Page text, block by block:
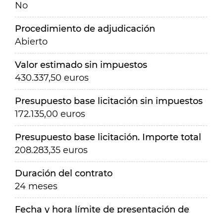
No
Procedimiento de adjudicación
Abierto
Valor estimado sin impuestos
430.337,50 euros
Presupuesto base licitación sin impuestos
172.135,00 euros
Presupuesto base licitación. Importe total
208.283,35 euros
Duración del contrato
24 meses
Fecha y hora límite de presentación de